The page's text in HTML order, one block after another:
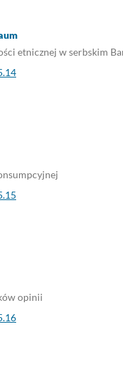
etnicznej w serbskim
opinii